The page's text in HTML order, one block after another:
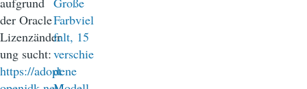
der Oracle
Lizenzänder
ung sucht:
https://adopt